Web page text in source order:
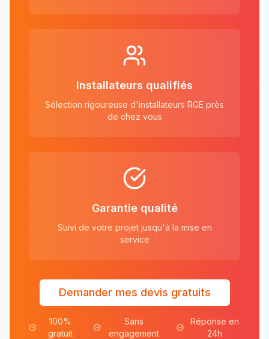
Installateurs qualifiés
Sélection rigoureuse d'installateurs RGE près
de chez vous
Garantie qualité
Suivi de votre projet jusqu'à la mise en
service
Demander mes devis gratuits
100%
gratuit
Sans
engagement
Réponse en
24h